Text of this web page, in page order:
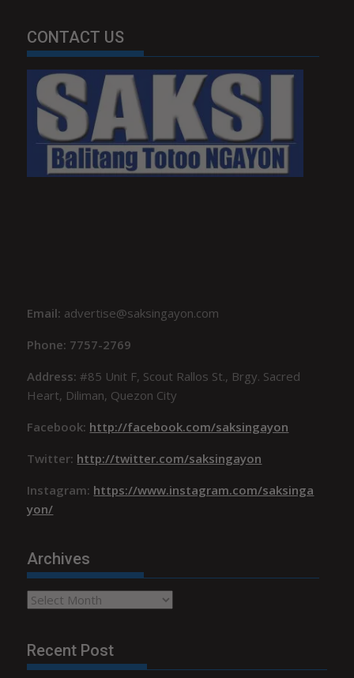
CONTACT US
Email: advertise@saksingayon.com
Phone: 7757-2769
Address:#85 Unit F, Scout Rallos St., Brgy. Sacred
Heart, Diliman, Quezon City
Facebook: http://facebook.com/saksingayon
Twitter: http://twitter.com/saksingayon
Instagram: https://www.instagram.com/saksinga
yon/
Archives
Archives
Recent Post